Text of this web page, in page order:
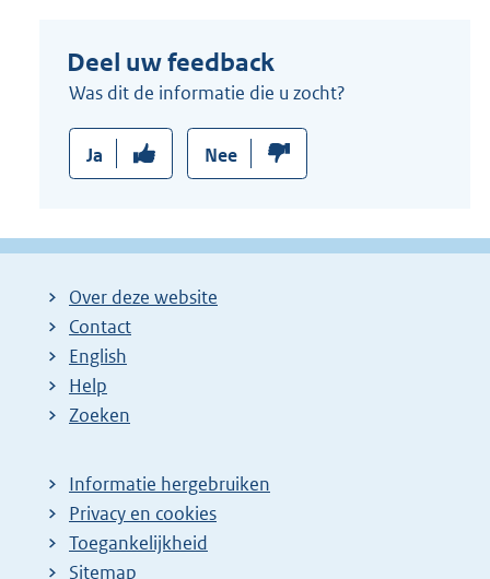
Deel uw feedback
Was dit de informatie die u zocht?
Ja Nee
Over deze website
Contact
English
Help
Zoeken
Informatie hergebruiken
Privacy en cookies
Toegankelijkheid
Sitemap